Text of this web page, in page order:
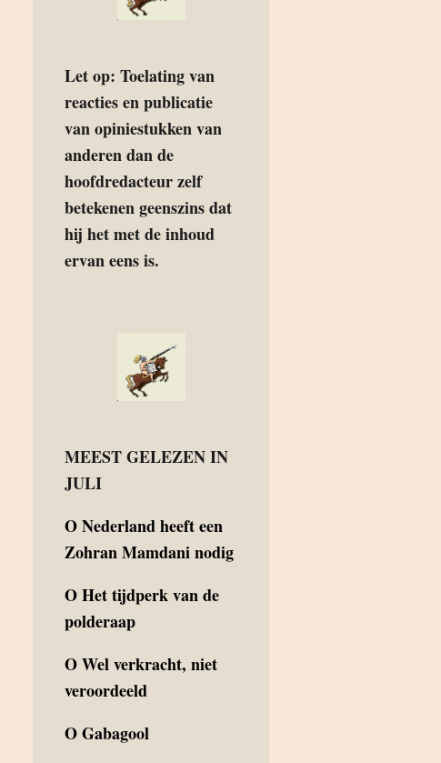
Let op: Toelating van
reacties en publicatie
van opiniestukken van
anderen dan de
hoofdredacteur zelf
betekenen geenszins dat
hij het met de inhoud
ervan eens is.
MEEST GELEZEN IN
JULI
ONederland heeft een
Zohran Mamdani nodig
OHet tijdperk van de
polderaap
OWel verkracht, niet
veroordeeld
OGabagool